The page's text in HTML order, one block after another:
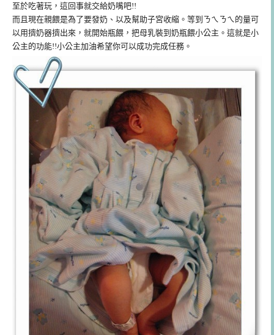
至於吃著玩，這回事就交給奶嘴吧!!
而且現在親餵是為了要發奶、以及幫助子宮收縮。等到ㄋㄟㄋㄟ的量可
以用擠奶器擠出來，就開始瓶餵，把母乳裝到奶瓶餵小公主。這就是小
公主的功能!!小公主加油希望你可以成功完成任務。